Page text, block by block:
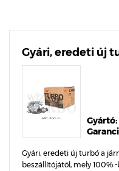
Gyári, eredeti új
Gyártó:
Gyári, eredeti új turbó a
beszállítójától, mely 100%